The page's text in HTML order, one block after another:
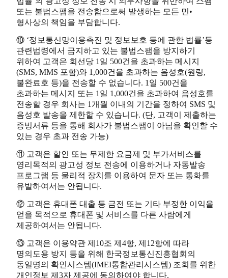
또는 불법스팸을 전송함으로써 발생하는 모든 민•
형사상의 책임을 부담합니다.
⑩ ‘정보통신망이용촉진 및 정보보호 등에 관한 법률’등
관련법령에서 금지하고 있는 불법스팸을 방지하기
위하여 고객은 회선당 1일 500건을 초과하는 메시지
(SMS, MMS 포함)와 1,000건을 초과하는 음성호(원링,
불완료호 등)을 전송할 수 없습니다. 1일 500건을
초과하는 메시지 또는 1일 1,000건을 초과하여 음성호를
전송할 경우 회사는 1개월 이내의 기간을 정하여 SMS 및
음성호 발송을 제한할 수 있습니다. (단, 고객이 제출하는
증빙서류 등을 통해 회사가 불법스팸이 아님을 확인할 수
있는 경우 초과 전송 가능)
⑪ 고객은 할인 또는 무제한 요금제 및 부가서비스를
영리목적의 광고성 정보 전송에 이용하거나 자동발송
프로그램 등 물리적 장치를 이용하여 문자 또는 통화를
유발하여서는 안됩니다.
⑫ 고객은 휴대폰 대출 등 금전 또는 기타 부정한 이익을
얻을 목적으로 휴대폰 및 서비스를 다른 사람에게
제공하여서는 안됩니다.
⑬ 고객은 이용약관 제10조 제4항, 제12항에 따라
명의도용 방지 등을 위해 한국정보통신진흥협회의
동일명의 확인시스템(IMEI통합관리시스템) 조회를 위한
개인정보 제3자 제공에 동의하여야 합니다.